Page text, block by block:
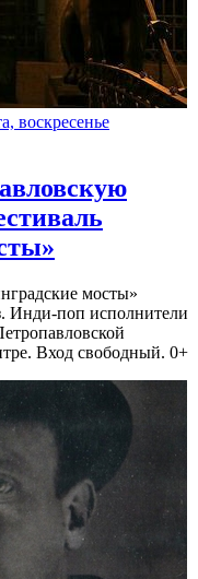
воскресенье
мосты»
Инди-поп исполнители
Вход свободный. 0+